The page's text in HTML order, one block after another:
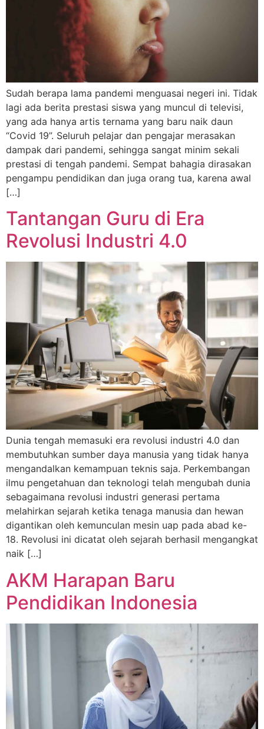
Sudah berapa lama pandemi menguasai negeri ini. Tidak
lagi ada berita prestasi siswa yang muncul di televisi,
yang ada hanya artis ternama yang baru naik daun
“Covid 19”. Seluruh pelajar dan pengajar merasakan
dampak dari pandemi, sehingga sangat minim sekali
prestasi di tengah pandemi. Sempat bahagia dirasakan
pengampu pendidikan dan juga orang tua, karena awal
[…]
Tantangan Guru di Era
Revolusi Industri 4.0
Dunia tengah memasuki era revolusi industri 4.0 dan
membutuhkan sumber daya manusia yang tidak hanya
mengandalkan kemampuan teknis saja. Perkembangan
ilmu pengetahuan dan teknologi telah mengubah dunia
sebagaimana revolusi industri generasi pertama
melahirkan sejarah ketika tenaga manusia dan hewan
digantikan oleh kemunculan mesin uap pada abad ke-
18. Revolusi ini dicatat oleh sejarah berhasil mengangkat
naik […]
AKM Harapan Baru
Pendidikan Indonesia